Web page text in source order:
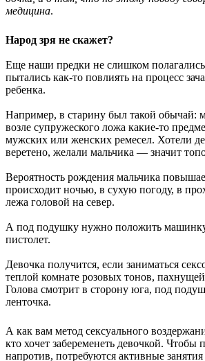
медицина.
Народ зря не скажет?
Еще наши предки не слишком полагались
пытались как-то повлиять на процесс
ребенка.
Например, в старину был такой обычай:
возле супружеского ложа какие-то
мужских или женских ремесел. Хотели
веретено, желали мальчика — значит
Вероятность рождения мальчика
происходит ночью, в сухую погоду, в
лежа головой на север.
А под подушку нужно положить
пистолет.
Девочка получится, если заниматься
теплой комнате розовых тонов,
Голова смотрит в сторону юга, под
ленточка.
А как вам метод сексуального
кто хочет забеременеть девочкой. Чтобы
напротив, потребуются активные